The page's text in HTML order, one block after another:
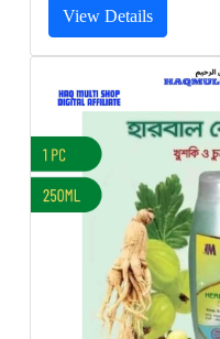
View Details